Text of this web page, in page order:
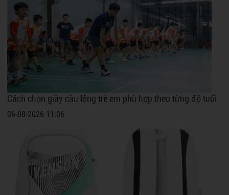
Cách chọn giày cầu lông trẻ em phù hợp theo từng độ tuổi
06-08-2026 11:06